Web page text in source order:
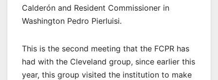
Calderón and Resident Commissioner in
Washington Pedro Pierluisi.
This is the second meeting that the FCPR has
had with the Cleveland group, since earlier this
year, this group visited the institution to make